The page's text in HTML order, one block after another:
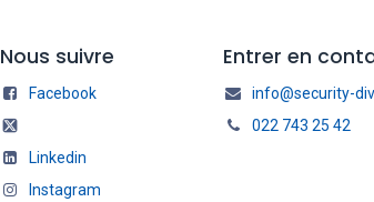
Nous suivre
Facebook
Linkedin
Instagram
Entrer en
info@security-
022 743 25 42